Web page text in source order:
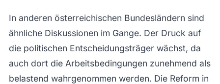
In anderen österreichischen Bundesländern sind
ähnliche Diskussionen im Gange. Der Druck auf
die politischen Entscheidungsträger wächst, da
auch dort die Arbeitsbedingungen zunehmend als
belastend wahrgenommen werden. Die Reform in